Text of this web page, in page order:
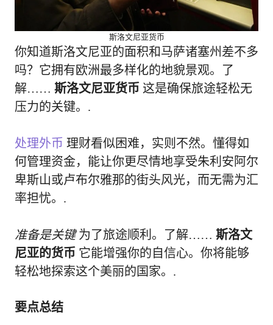
斯洛文尼亚货币
你知道斯洛文尼亚的面积和马萨诸塞州差不多
吗？它拥有欧洲最多样化的地貌景观。了
解…… 斯洛文尼亚货币 这是确保旅途轻松无
压力的关键。.
处理外币 理财看似困难，实则不然。懂得如
何管理资金，能让你更尽情地享受朱利安阿尔
卑斯山或卢布尔雅那的街头风光，而无需为汇
率担忧。.
准备是关键为了旅途顺利。了解…… 斯洛文
尼亚的货币 它能增强你的自信心。你将能够
轻松地探索这个美丽的国家。.
要点总结